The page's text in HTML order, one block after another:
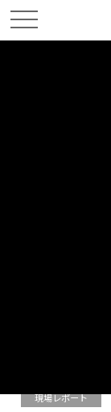
現場レポート